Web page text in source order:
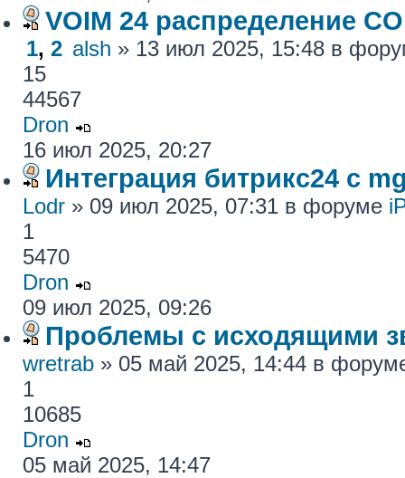
VOIM 24 распределение CO
1, 2 alsh » 13 июл 2025, 15:48 в
15
44567
Dron
16 июл 2025, 20:27
Интеграция битрикс24 с
Lodr » 09 июл 2025, 07:31 в форуме
1
5470
Dron
09 июл 2025, 09:26
Проблемы с исходящими
wretrab » 05 май 2025, 14:44 в
1
10685
Dron
05 май 2025, 14:47